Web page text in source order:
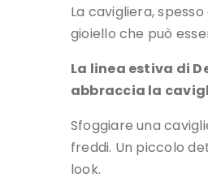
La cavigliera,
gioiello che può
La linea estiva di
abbraccia la
Sfoggiare una
freddi. Un piccolo
look.